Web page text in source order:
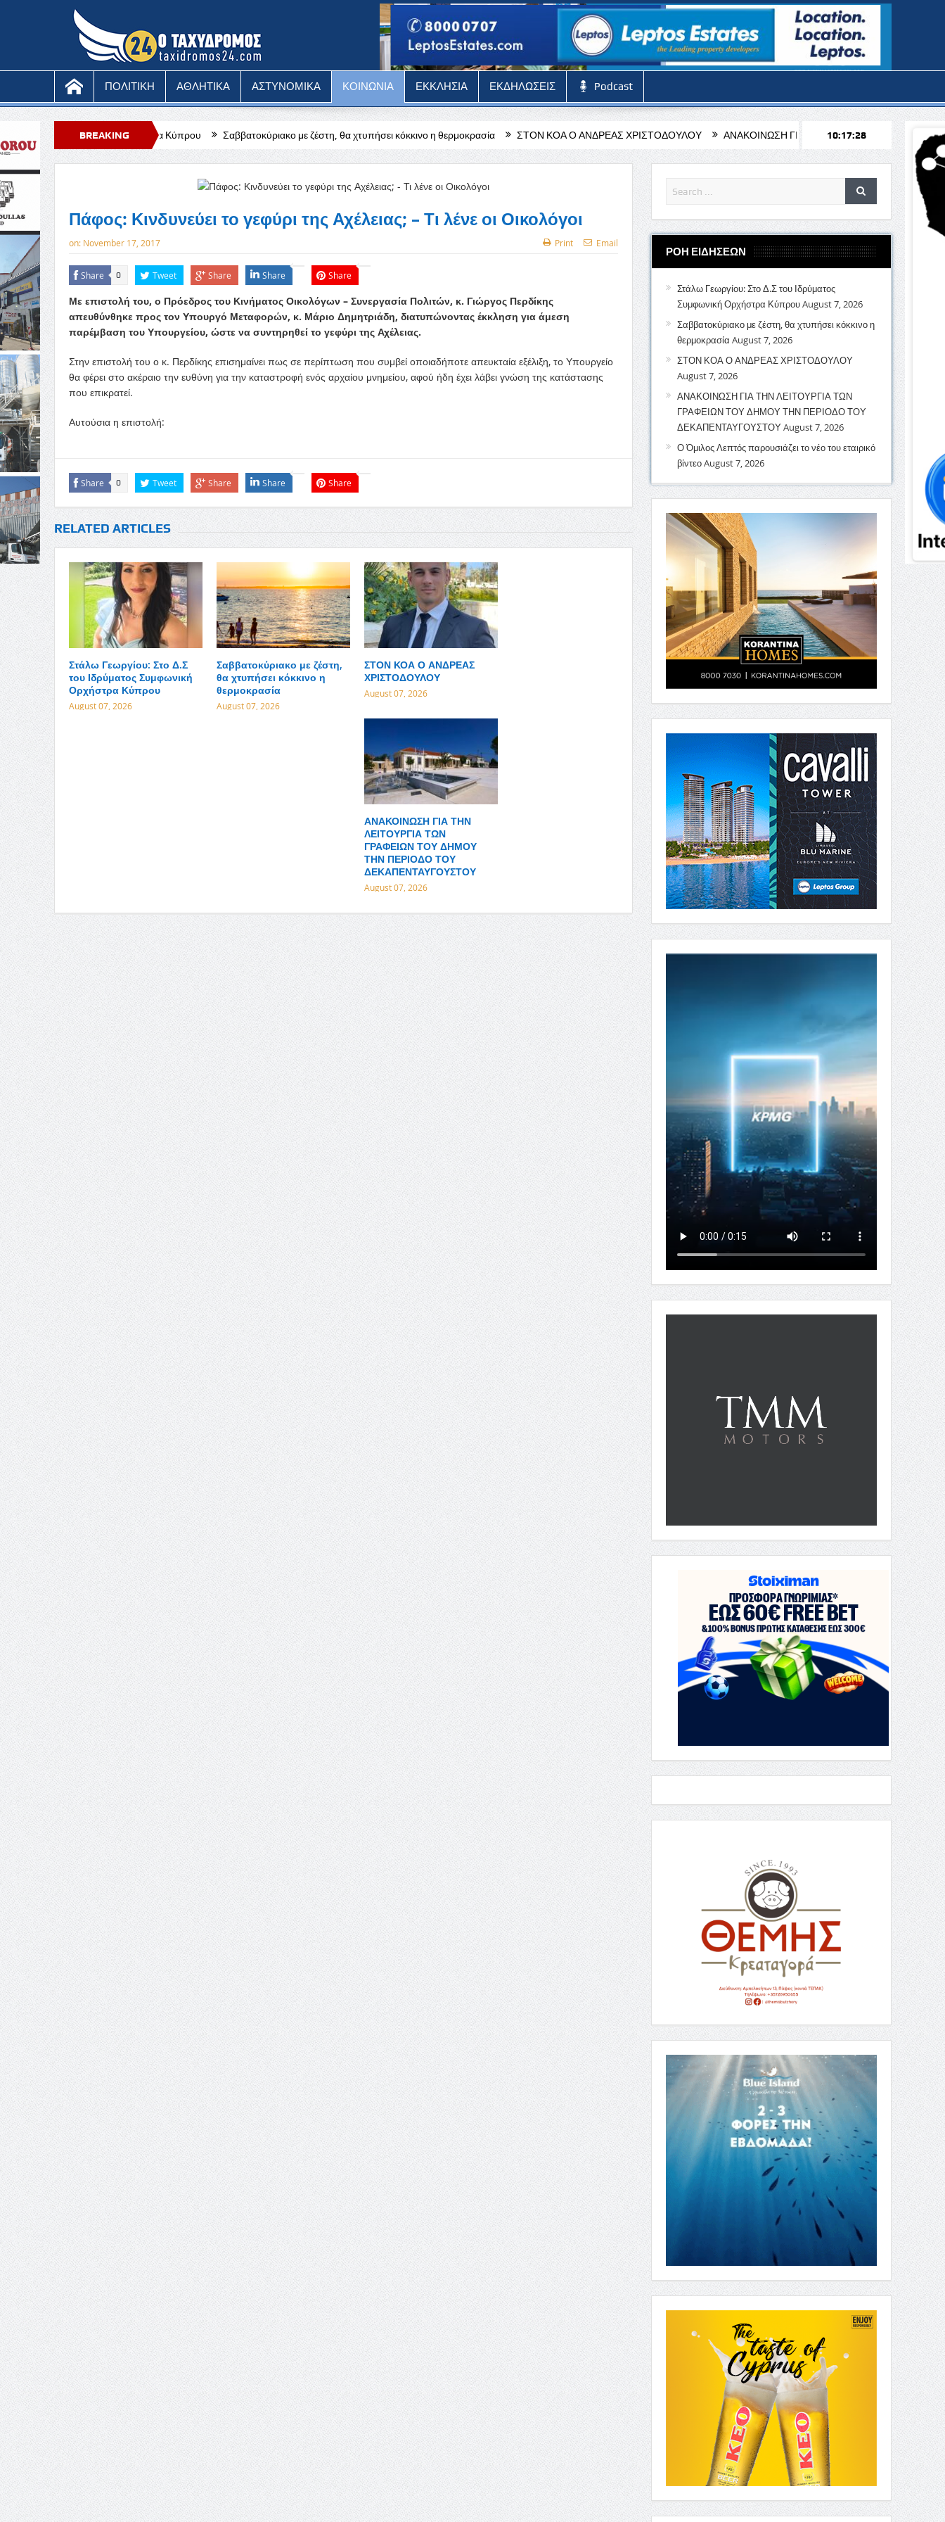
ΠΟΛΙΤΙΚΗ ΑΘΛΗΤΙΚΑ ΑΣΤΥΝΟΜΙΚΑ ΚΟΙΝΩΝΙΑ ΕΚΚΛΗΣΙΑ ΕΚΔΗΛΩΣΕΙΣ Podcast
BREAKING
NEWS
Ορχήστρα Κύπρου Σαββατοκύριακο με ζέστη, θα χτυπήσει κόκκινο η θερμοκρασία ΣΤΟΝ ΚΟΑ Ο ΑΝΔΡΕΑΣ ΧΡΙΣΤΟΔΟΥΛΟΥ ΑΝΑΚΟΙΝΩΣΗ ΓΙΑ ΤΗΝ ΛΕΙΤΟΥΡΓΙΑ ΤΩΝ ΓΡΑΦΕΙΩΝ ΤΟΥ ΔΗΜΟΥ
10:17:30
Πάφος: Κινδυνεύει το γεφύρι της Αχέλειας; – Τι λένε οι Οικολόγοι
on: November 17, 2017 Print Email
Share 0 Tweet Share Share Share
Με επιστολή του, ο Πρόεδρος του Κινήματος Οικολόγων – Συνεργασία Πολιτών, κ. Γιώργος Περδίκης
απευθύνθηκε προς τον Υπουργό Μεταφορών, κ. Μάριο Δημητριάδη, διατυπώνοντας έκκληση για άμεση
παρέμβαση του Υπουργείου, ώστε να συντηρηθεί το γεφύρι της Αχέλειας.
Στην επιστολή του ο κ. Περδίκης επισημαίνει πως σε περίπτωση που συμβεί οποιαδήποτε απευκταία εξέλιξη, το Υπουργείο
θα φέρει στο ακέραιο την ευθύνη για την καταστροφή ενός αρχαίου μνημείου, αφού ήδη έχει λάβει γνώση της κατάστασης
που επικρατεί.
Αυτούσια η επιστολή:
Share 0 Tweet Share Share Share
RELATED ARTICLES
Στάλω Γεωργίου: Στο Δ.Σ
του Ιδρύματος Συμφωνική
Ορχήστρα Κύπρου
August 07, 2026
Σαββατοκύριακο με ζέστη,
θα χτυπήσει κόκκινο η
θερμοκρασία
August 07, 2026
ΣΤΟΝ ΚΟΑ Ο ΑΝΔΡΕΑΣ
ΧΡΙΣΤΟΔΟΥΛΟΥ
August 07, 2026
ΑΝΑΚΟΙΝΩΣΗ ΓΙΑ ΤΗΝ
ΛΕΙΤΟΥΡΓΙΑ ΤΩΝ
ΓΡΑΦΕΙΩΝ ΤΟΥ ΔΗΜΟΥ
ΤΗΝ ΠΕΡΙΟΔΟ ΤΟΥ
ΔΕΚΑΠΕΝΤΑΥΓΟΥΣΤΟΥ
August 07, 2026
ΡΟΗ ΕΙΔΗΣΕΩΝ
Στάλω Γεωργίου: Στο Δ.Σ του Ιδρύματος
Συμφωνική Ορχήστρα ΚύπρουAugust 7, 2026
Σαββατοκύριακο με ζέστη, θα χτυπήσει κόκκινο η
θερμοκρασία August 7, 2026
ΣΤΟΝ ΚΟΑ Ο ΑΝΔΡΕΑΣ ΧΡΙΣΤΟΔΟΥΛΟΥ
August 7, 2026
ΑΝΑΚΟΙΝΩΣΗ ΓΙΑ ΤΗΝ ΛΕΙΤΟΥΡΓΙΑ ΤΩΝ
ΓΡΑΦΕΙΩΝ ΤΟΥ ΔΗΜΟΥ ΤΗΝ ΠΕΡΙΟΔΟ ΤΟΥ
ΔΕΚΑΠΕΝΤΑΥΓΟΥΣΤΟΥAugust 7, 2026
Ο Όμιλος Λεπτός παρουσιάζει το νέο του εταιρικό
βίντεοAugust 7, 2026